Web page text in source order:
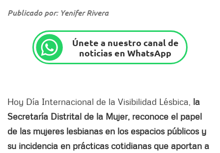
Publicado por: Yenifer Rivera
Únete a nuestro canal de
noticias en WhatsApp
Hoy Día Internacional de la Visibilidad Lésbica, la
Secretaría Distrital de la Mujer, reconoce el papel
de las mujeres lesbianas en los espacios públicos y
su incidencia en prácticas cotidianas que aportan a